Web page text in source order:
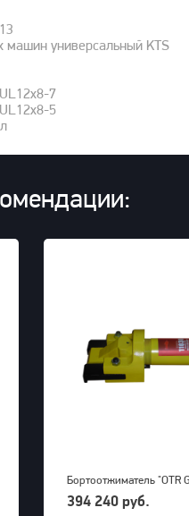
машин универсальный KTS
7
5
Бортоотжиматель "OTR
(39-63") для 5-ти
394 240 руб.